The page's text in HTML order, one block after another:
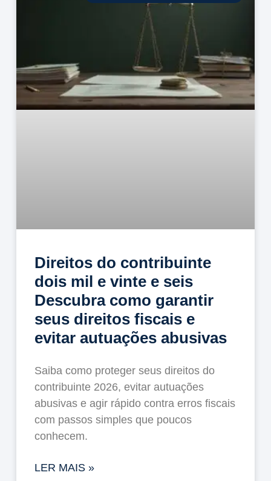
Direitos do contribuinte
dois mil e vinte e seis
Descubra como garantir
seus direitos fiscais e
evitar autuações abusivas
Saiba como proteger seus direitos do
contribuinte 2026, evitar autuações
abusivas e agir rápido contra erros fiscais
com passos simples que poucos
conhecem.
LER MAIS »